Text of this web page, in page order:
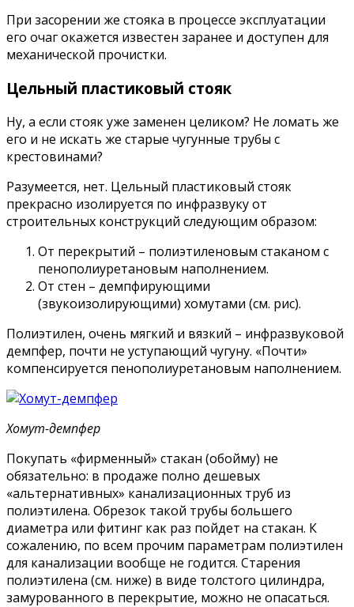
При засорении же стояка в процессе эксплуатации
его очаг окажется известен заранее и доступен для
механической прочистки.
Цельный пластиковый стояк
Ну, а если стояк уже заменен целиком? Не ломать же
его и не искать же старые чугунные трубы с
крестовинами?
Разумеется, нет. Цельный пластиковый стояк
прекрасно изолируется по инфразвуку от
строительных конструкций следующим образом:
От перекрытий – полиэтиленовым стаканом с
пенополиуретановым наполнением.
От стен – демпфирующими
(звукоизолирующими) хомутами (см. рис).
Полиэтилен, очень мягкий и вязкий – инфразвуковой
демпфер, почти не уступающий чугуну. «Почти»
компенсируется пенополиуретановым наполнением.
Хомут-демпфер
Покупать «фирменный» стакан (обойму) не
обязательно: в продаже полно дешевых
«альтернативных» канализационных труб из
полиэтилена. Обрезок такой трубы большего
диаметра или фитинг как раз пойдет на стакан. К
сожалению, по всем прочим параметрам полиэтилен
для канализации вообще не годится. Старения
полиэтилена (см. ниже) в виде толстого цилиндра,
замурованного в перекрытие, можно не опасаться.